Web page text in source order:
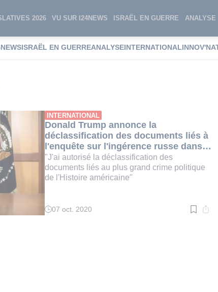
2026 VU SUR I24NEWS ISRAËL EN GUERRE ANALYSE
ISRAËL EN GUERREANALYSEINTERNATIONAL
russes
INTERNATIONAL
Donald Trump annonce la
déclassification des documents liés à
l'enquête sur l'ingérence russe dans
l'élection de 2016
"J'ai autorisé la déclassification des
documents liés au plus grand crime politique
de l'Histoire américaine"
Temps
07 oct. 2020